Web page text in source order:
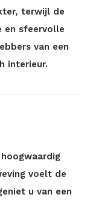
terwijl de
en sfeervolle
van een
interieur.
voelt de
u van een